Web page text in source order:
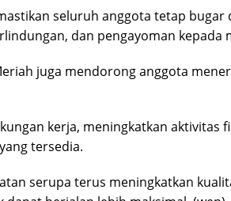
seluruh anggota tetap bugar
dan pengayoman kepada
juga mendorong anggota
kerja, meningkatkan aktivitas
tersedia.
serupa terus meningkatkan